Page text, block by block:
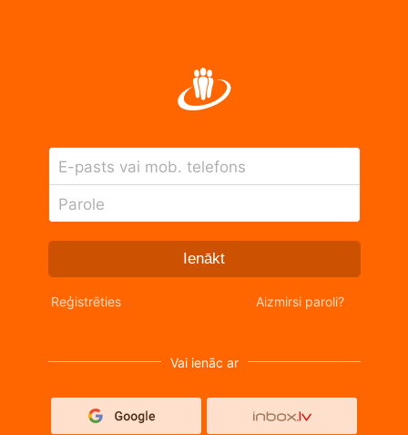
E-pasts vai mob. telefons
Parole
Ienākt
Reģistrēties Aizmirsi paroli?
Vai ienāc ar